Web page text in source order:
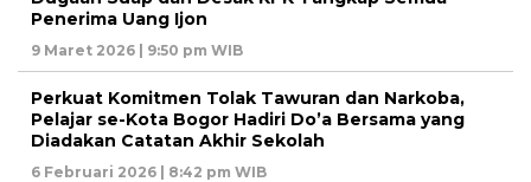
Penerima Uang Ijon
9 Maret 2026 | 9:50 pm WIB
Perkuat Komitmen Tolak Tawuran dan Narkoba,
Pelajar se-Kota Bogor Hadiri Do’a Bersama yang
Diadakan Catatan Akhir Sekolah
6 Februari 2026 | 8:42 pm WIB